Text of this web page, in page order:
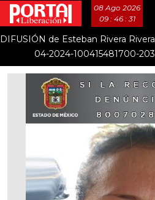
08 Ago 2026
09 : 46 : 31
DIFUSIÓN de Esteban Rivera Rivera
04-2024-100415481700-203